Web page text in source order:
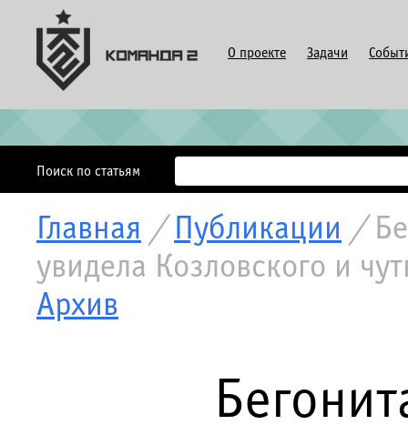
О проекте Задачи
Поиск по статьям
Главная / Публикации /
увидела Козловского и
Архив